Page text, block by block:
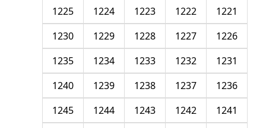
1221
1222
1223
1224
1225
1226
1227
1228
1229
1230
1231
1232
1233
1234
1235
1236
1237
1238
1239
1240
1241
1242
1243
1244
1245